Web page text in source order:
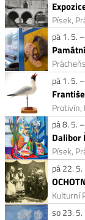
Písek,
pá 1. 5.
pá 1. 5.
Protivín,
pá 8. 5.
Dalibor
Písek,
pá 22.
Kulturní
so 23.